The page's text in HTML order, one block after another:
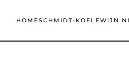
HOMESCHMIDT-KOELEWIJN.NL